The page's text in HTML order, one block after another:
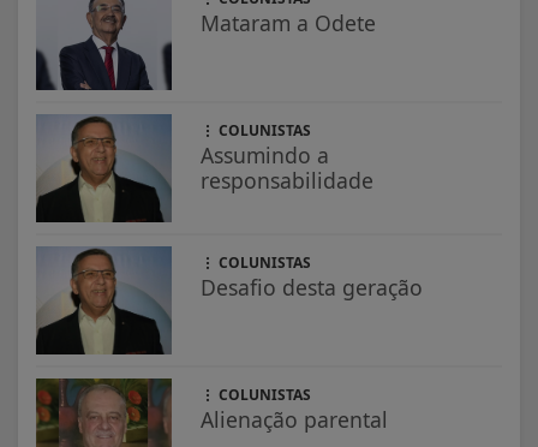
Mataram a Odete
COLUNISTAS
Assumindo a
responsabilidade
COLUNISTAS
Desafio desta geração
COLUNISTAS
Alienação parental